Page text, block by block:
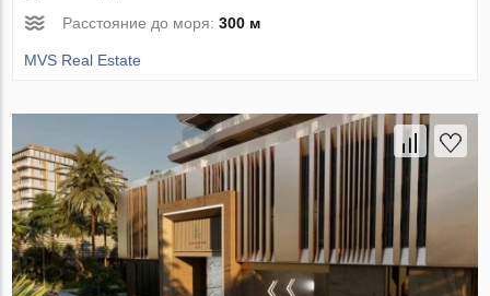
Расстояние до моря:300 м
MVS Real Estate